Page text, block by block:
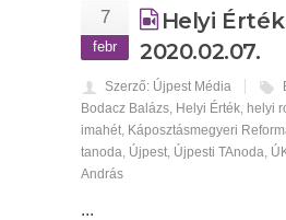
7
febr
Helyi Érték
2020.02.07.
Szerző: Újpest Média
Bodacz Balázs Helyi Érték helyi
imahét Káposztásmegyeri
tanoda Újpest Újpesti TAnoda
András
...